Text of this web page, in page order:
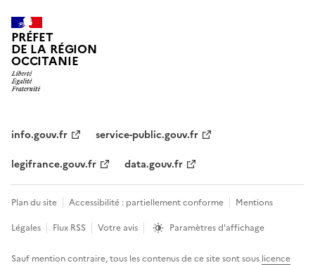
PRÉFET
DE LA RÉGION
OCCITANIE
info.gouv.fr
service-public.gouv.fr
legifrance.gouv.fr
data.gouv.fr
Plan du site Accessibilité : partiellement conforme
Mentions
Légales
Flux RSS Votre avis Paramètres d'affichage
Sauf mention contraire, tous les contenus de ce site sont sous licence